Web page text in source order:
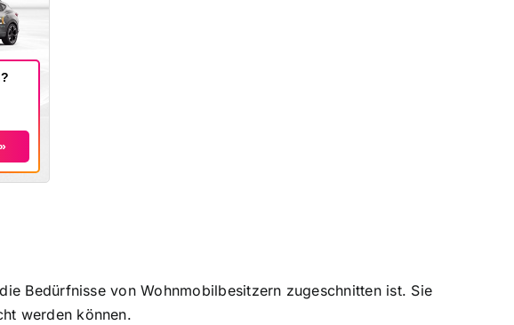
Bedürfnisse von Wohnmobilbesitzern zugeschnitten ist. Sie
werden können.